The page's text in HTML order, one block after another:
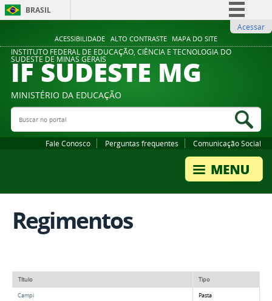
ACESSIBILIDADE ALTO CONTRASTE MAPA DO SITE
BRASIL
Comunica BR
Participe
Legislação
Acessar
INSTITUTO FEDERAL DE EDUCAÇÃO, CIÊNCIA E TECNOLOGIA DO
SUDESTE DE MINAS GERAIS
IF SUDESTE MG
MINISTÉRIO DA EDUCAÇÃO
Buscar no portal
Fale Conosco Perguntas frequentes Comunicação Social
Regimentos
Título Tipo
Campi Pasta